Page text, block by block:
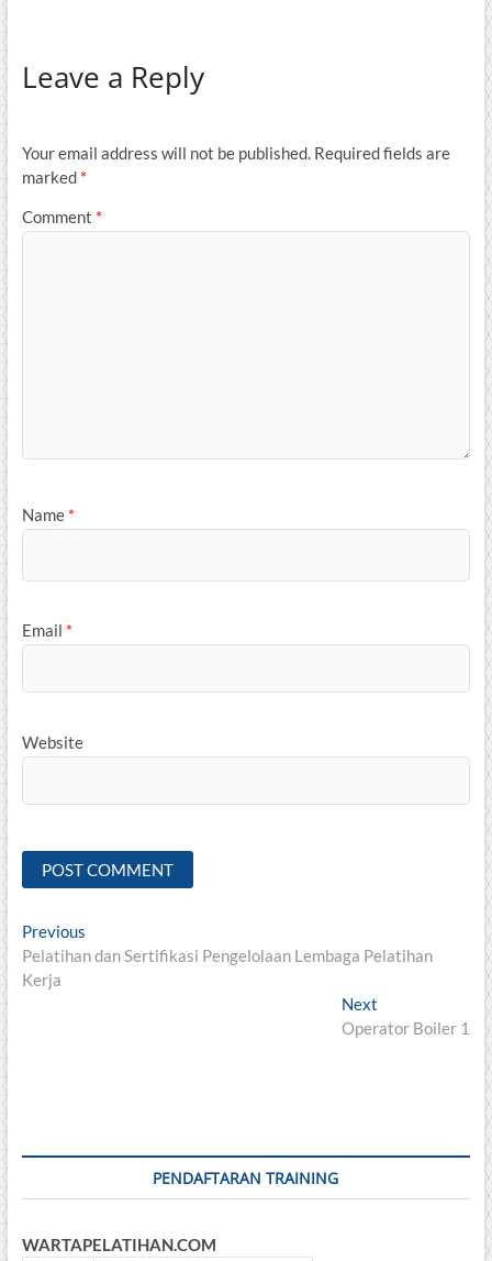
Leave a Reply
Your email address will not be published. Required fields are
marked *
Comment *
Name *
Email *
Website
Post
navigation
PreviousPrevious
post:
Pelatihan dan Sertifikasi Pengelolaan Lembaga Pelatihan
Kerja
Next
post:
Operator Boiler 1
PENDAFTARAN TRAINING
WARTAPELATIHAN.COM